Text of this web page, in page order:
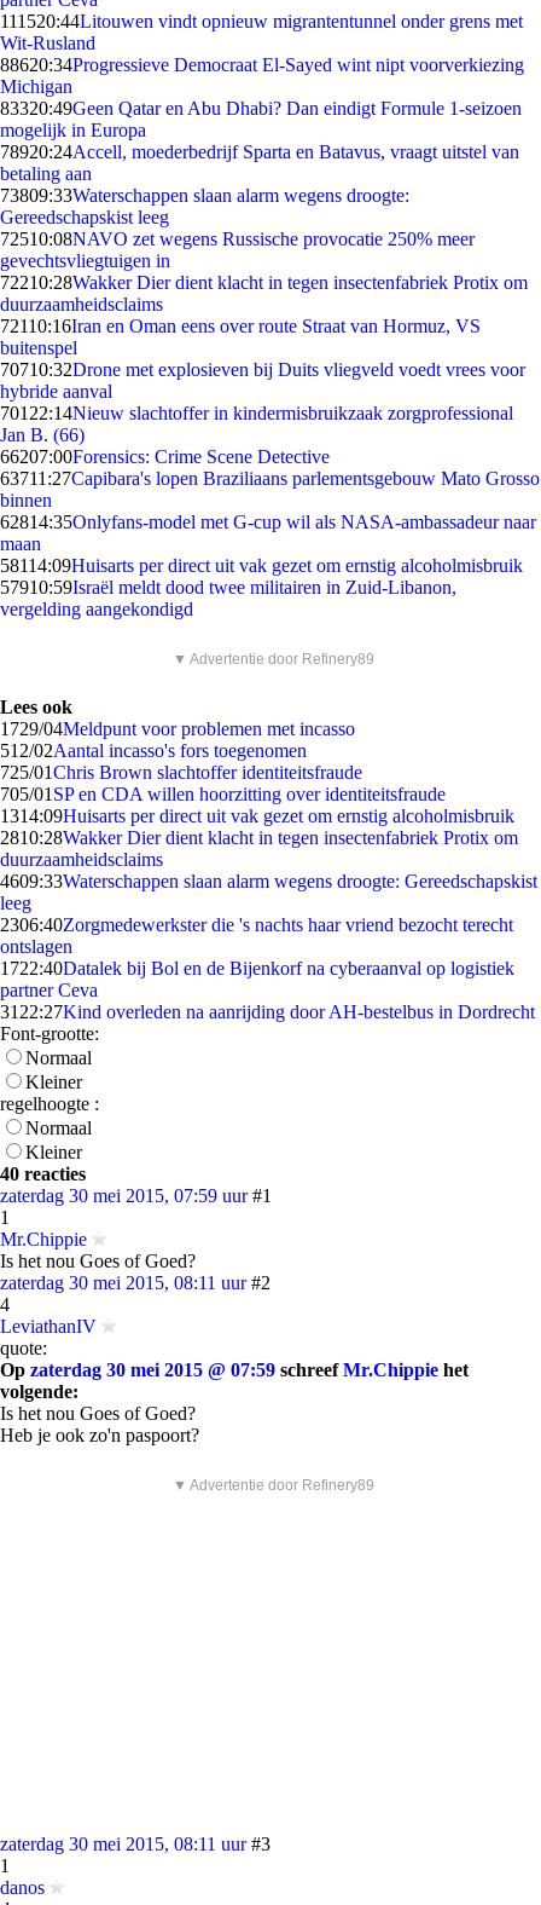
111520:44Litouwen vindt opnieuw migrantentunnel onder grens met
Wit-Rusland
88620:34Progressieve Democraat El-Sayed wint nipt voorverkiezing
Michigan
83320:49Geen Qatar en Abu Dhabi? Dan eindigt Formule 1-seizoen
mogelijk in Europa
78920:24Accell, moederbedrijf Sparta en Batavus, vraagt uitstel van
betaling aan
73809:33Waterschappen slaan alarm wegens droogte:
Gereedschapskist leeg
72510:08NAVO zet wegens Russische provocatie 250% meer
gevechtsvliegtuigen in
72210:28Wakker Dier dient klacht in tegen insectenfabriek Protix om
duurzaamheidsclaims
72110:16Iran en Oman eens over route Straat van Hormuz, VS
buitenspel
70710:32Drone met explosieven bij Duits vliegveld voedt vrees voor
hybride aanval
701 22:14Nieuw slachtoffer in kindermisbruikzaak zorgprofessional
Jan B. (66)
66207:00Forensics: Crime Scene Detective
63711:27Capibara's lopen Braziliaans parlementsgebouw Mato Grosso
binnen
62814:35Onlyfans-model met G-cup wil als NASA-ambassadeur naar
maan
58114:09Huisarts per direct uit vak gezet om ernstig alcoholmisbruik
57910:59Israël meldt dood twee militairen in Zuid-Libanon,
vergelding aangekondigd
▼ Advertentie door Refinery89
Lees ook
1729/04Meldpunt voor problemen met incasso
512/02Aantal incasso's fors toegenomen
725/01Chris Brown slachtoffer identiteitsfraude
705/01 SP en CDA willen hoorzitting over identiteitsfraude
1314:09Huisarts per direct uit vak gezet om ernstig alcoholmisbruik
2810:28Wakker Dier dient klacht in tegen insectenfabriek Protix om
duurzaamheidsclaims
4609:33Waterschappen slaan alarm wegens droogte: Gereedschapskist
leeg
2306:40Zorgmedewerkster die 's nachts haar vriend bezocht terecht
ontslagen
1722:40Datalek bij Bol en de Bijenkorf na cyberaanval op logistiek
partner Ceva
31 22:27Kind overleden na aanrijding door AH-bestelbus in Dordrecht
Font-grootte:
Normaal
Kleiner
regelhoogte :
Normaal
Kleiner
40 reacties
zaterdag 30 mei 2015, 07:59 uur #1
1
Mr.Chippie
Is het nou Goes of Goed?
zaterdag 30 mei 2015, 08:11 uur #2
4
LeviathanIV
quote:
Op zaterdag 30 mei 2015 @ 07:59 schreefMr.Chippie het
volgende:
Is het nou Goes of Goed?
Heb je ook zo'n paspoort?
▼ Advertentie door Refinery89
zaterdag 30 mei 2015, 08:11 uur #3
1
danos